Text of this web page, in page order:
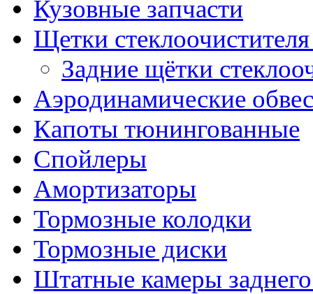
Кузовные запчасти
Щетки
Задние щётки
Аэродинамические
Капоты тюнингованные
Спойлеры
Амортизаторы
Тормозные колодки
Тормозные диски
Штатные камеры